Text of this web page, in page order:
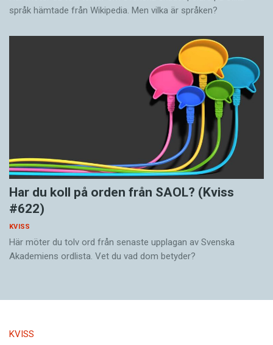
språk hämtade från Wikipedia. Men vilka är språken?
Har du koll på orden från SAOL? (Kviss
#622)
KVISS
Här möter du tolv ord från senaste upplagan av Svenska
Akademiens ordlista. Vet du vad dom betyder?
KVISS